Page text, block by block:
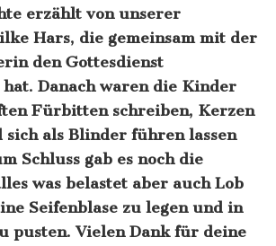
erzählt von unserer
Hars, die gemeinsam mit der
den Gottesdienst
Danach waren die Kinder
Fürbitten schreiben, Kerzen
sich als Blinder führen lassen
Schluss gab es noch die
was belastet aber auch Lob
Seifenblase zu legen und in
pusten. Vielen Dank für deine